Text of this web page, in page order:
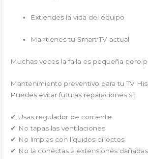
Extiendes la vida del equipo
Mantienes tu Smart TV actual
Muchas veces la falla es pequeña pero
Mantenimiento preventivo para tu TV
Puedes evitar futuras reparaciones si:
✔ Usas regulador de corriente
✔ No tapas las ventilaciones
✔ No limpias con líquidos directos
✔ No la conectas a extensiones dañadas